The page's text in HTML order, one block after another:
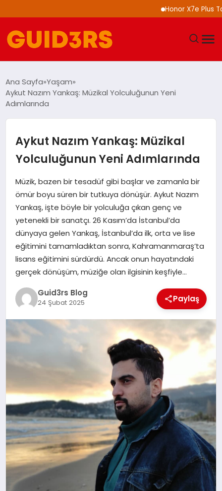
Honor X7e Plus
YAŞAM
SPOR
SAĞLIK
EKONOMI
MAGAZIN
EĞITIM
Ana Sayfa Yaşam
Aykut Nazım Yankaş: Müzikal Yolculuğunun Yeni
Adımlarında
Aykut Nazım Yankaş: Müzikal
Yolculuğunun Yeni Adımlarında
Müzik, bazen bir tesadüf gibi başlar ve zamanla bir
ömür boyu süren bir tutkuya dönüşür. Aykut Nazım
Yankaş, işte böyle bir yolculuğa çıkan genç ve
yetenekli bir sanatçı. 26 Kasım’da İstanbul’da
dünyaya gelen Yankaş, İstanbul’da ilk, orta ve lise
eğitimini tamamladıktan sonra, Kahramanmaraş’ta
lisans eğitimini sürdürdü. Ancak onun hayatındaki
gerçek dönüşüm, müziğe olan ilgisinin keşfiyle…
Guid3rs Blog
24 Şubat 2025 Paylaş